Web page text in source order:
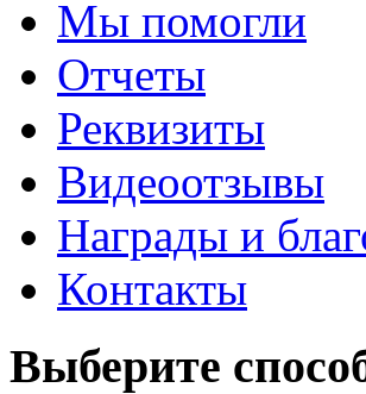
Мы помогли
Отчеты
Реквизиты
Видеоотзывы
Награды и
Контакты
Выберите